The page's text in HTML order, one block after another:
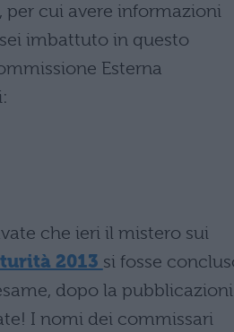
per cui avere informazioni
imbattuto in questo
Esterna
che ieri il mistero sui
2013 si fosse
dopo la pubblicazioni
I nomi dei commissari